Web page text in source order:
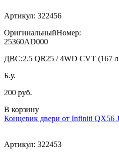
Артикул: 322456
ОригинальныйНомер:
25360AD000
ДВС:2.5 QR25 / 4WD CVT (167
Б.у.
200 руб.
В корзину
Концевик двери от Infiniti QX56
Артикул: 322453